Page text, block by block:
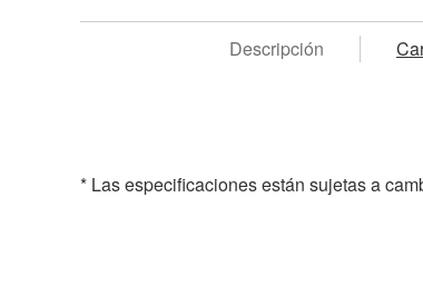
Descripción
* Las especificaciones están sujetas a